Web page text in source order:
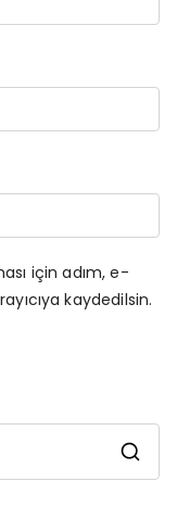
için adım, e-
kaydedilsin.